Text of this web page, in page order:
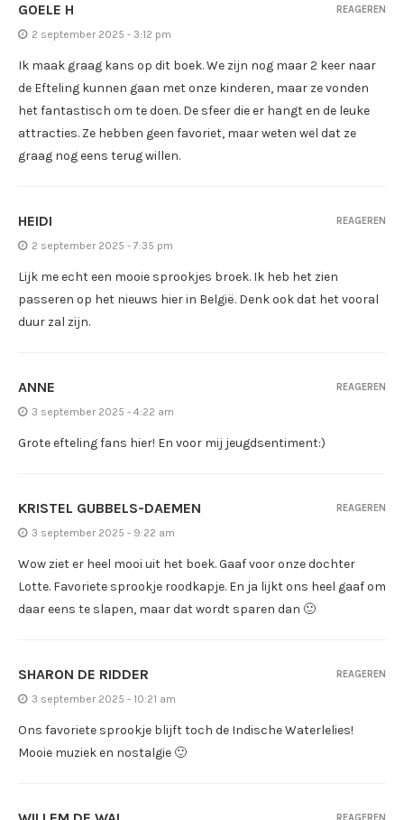
GOELE H
2 september 2025 - 3:12 pm
Ik maak graag kans op dit boek. We zijn nog maar 2 keer naar
de Efteling kunnen gaan met onze kinderen, maar ze vonden
het fantastisch om te doen. De sfeer die er hangt en de leuke
attracties. Ze hebben geen favoriet, maar weten wel dat ze
graag nog eens terug willen.
REAGEREN
HEIDI
2 september 2025 - 7:35 pm
Lijk me echt een mooie sprookjes broek. Ik heb het zien
passeren op het nieuws hier in België. Denk ook dat het vooral
duur zal zijn.
REAGEREN
ANNE
3 september 2025 - 4:22 am
Grote efteling fans hier! En voor mij jeugdsentiment:)
REAGEREN
KRISTEL GUBBELS-DAEMEN
3 september 2025 - 9:22 am
Wow ziet er heel mooi uit het boek. Gaaf voor onze dochter
Lotte. Favoriete sprookje roodkapje. En ja lijkt ons heel gaaf om
daar eens te slapen, maar dat wordt sparen dan 🙂
REAGEREN
SHARON DE RIDDER
3 september 2025 - 10:21 am
Ons favoriete sprookje blijft toch de Indische Waterlelies!
Mooie muziek en nostalgie 🙂
REAGEREN